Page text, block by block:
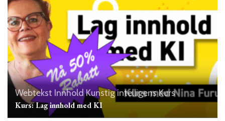
Webtekst Innhold Kunstig intelligensKurs
Kurs: Lag innhold med KI